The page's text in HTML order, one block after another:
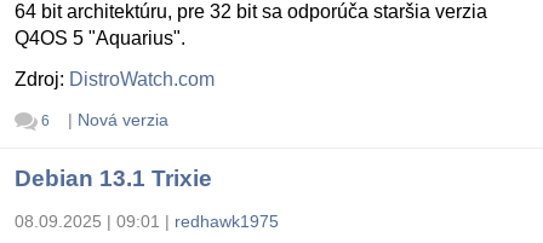
64 bit architektúru, pre 32 bit sa odporúča staršia verzia
Q4OS 5 "Aquarius".
Zdroj: DistroWatch.com
6 | Nová verzia
Debian 13.1 Trixie
08.09.2025 | 09:01 | redhawk1975